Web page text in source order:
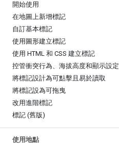
開始使用
在地圖上新增標記
自訂基本標記
使用圖形建立標記
使用 HTML 和 CSS 建立標記
控管衝突行為、海拔高度和顯示設定
將標記設計為可點擊且易於讀取
將標記設為可拖曳
改用進階標記
標記 (舊版)
使用地點